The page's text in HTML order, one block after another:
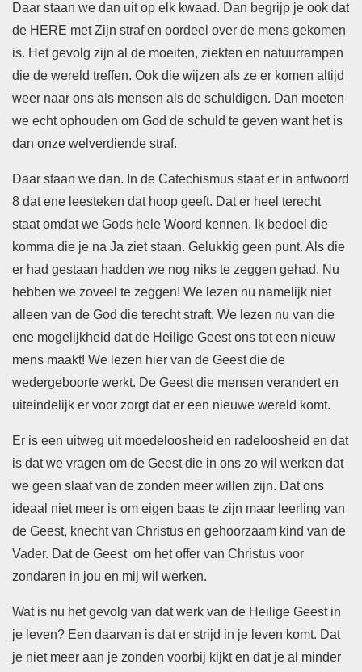
Daar staan we dan uit op elk kwaad. Dan begrijp je ook dat
de HERE met Zijn straf en oordeel over de mens gekomen
is. Het gevolg zijn al de moeiten, ziekten en natuurrampen
die de wereld treffen. Ook die wijzen als ze er komen altijd
weer naar ons als mensen als de schuldigen. Dan moeten
we echt ophouden om God de schuld te geven want het is
dan onze welverdiende straf.
Daar staan we dan. In de Catechismus staat er in antwoord
8 dat ene leesteken dat hoop geeft. Dat er heel terecht
staat omdat we Gods hele Woord kennen. Ik bedoel die
komma die je na Ja ziet staan. Gelukkig geen punt. Als die
er had gestaan hadden we nog niks te zeggen gehad. Nu
hebben we zoveel te zeggen! We lezen nu namelijk niet
alleen van de God die terecht straft. We lezen nu van die
ene mogelijkheid dat de Heilige Geest ons tot een nieuw
mens maakt! We lezen hier van de Geest die de
wedergeboorte werkt. De Geest die mensen verandert en
uiteindelijk er voor zorgt dat er een nieuwe wereld komt.
Er is een uitweg uit moedeloosheid en radeloosheid en dat
is dat we vragen om de Geest die in ons zo wil werken dat
we geen slaaf van de zonden meer willen zijn. Dat ons
ideaal niet meer is om eigen baas te zijn maar leerling van
de Geest, knecht van Christus en gehoorzaam kind van de
Vader. Dat de Geest om het offer van Christus voor
zondaren in jou en mij wil werken.
Wat is nu het gevolg van dat werk van de Heilige Geest in
je leven? Een daarvan is dat er strijd in je leven komt. Dat
je niet meer aan je zonden voorbij kijkt en dat je al minder